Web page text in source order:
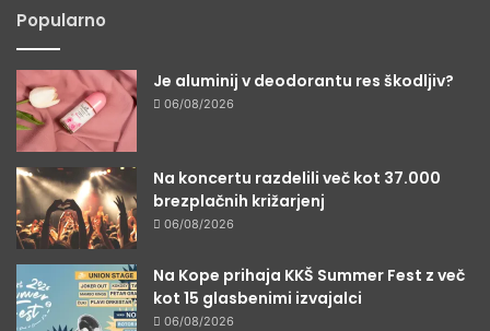
Popularno
Je aluminij v deodorantu res škodljiv?
06/08/2026
Na koncertu razdelili več kot 37.000
brezplačnih križarjenj
06/08/2026
Na Kope prihaja KKŠ Summer Fest z več
kot 15 glasbenimi izvajalci
06/08/2026